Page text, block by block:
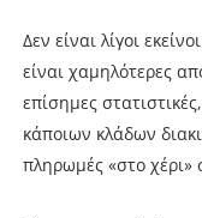
Δεν είναι λίγοι
είναι χαμηλότερες
επίσημες
κάποιων κλάδων
πληρωμές «στο χέρι»